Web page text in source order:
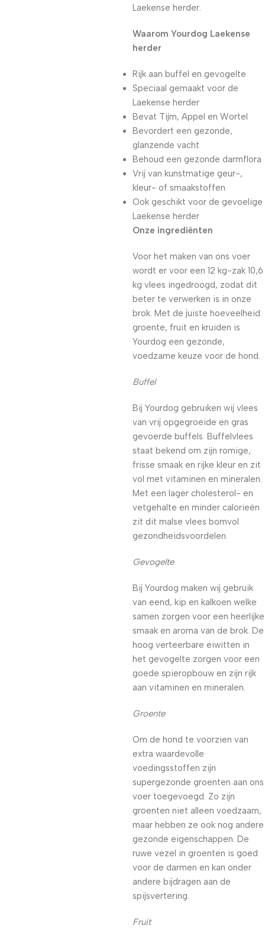
Laekense herder.
Waarom Yourdog Laekense
herder
Rijk aan buffel en gevogelte
Speciaal gemaakt voor de
Laekense herder
Bevat Tijm, Appel en Wortel
Bevordert een gezonde,
glanzende vacht
Behoud een gezonde darmflora
Vrij van kunstmatige geur-,
kleur- of smaakstoffen
Ook geschikt voor de gevoelige
Laekense herder
Onze ingrediënten
Voor het maken van ons voer
wordt er voor een 12 kg-zak 10,6
kg vlees ingedroogd, zodat dit
beter te verwerken is in onze
brok. Met de juiste hoeveelheid
groente, fruit en kruiden is
Yourdog een gezonde,
voedzame keuze voor de hond.
Buffel
Bij Yourdog gebruiken wij vlees
van vrij opgegroeide en gras
gevoerde buffels. Buffelvlees
staat bekend om zijn romige,
frisse smaak en rijke kleur en zit
vol met vitaminen en mineralen.
Met een lager cholesterol- en
vetgehalte en minder calorieën
zit dit malse vlees bomvol
gezondheidsvoordelen.
Gevogelte
Bij Yourdog maken wij gebruik
van eend, kip en kalkoen welke
samen zorgen voor een heerlijke
smaak en aroma van de brok. De
hoog verteerbare eiwitten in
het gevogelte zorgen voor een
goede spieropbouw en zijn rijk
aan vitaminen en mineralen.
Groente
Om de hond te voorzien van
extra waardevolle
voedingsstoffen zijn
supergezonde groenten aan ons
voer toegevoegd. Zo zijn
groenten niet alleen voedzaam,
maar hebben ze ook nog andere
gezonde eigenschappen. De
ruwe vezel in groenten is goed
voor de darmen en kan onder
andere bijdragen aan de
spijsvertering.
Fruit